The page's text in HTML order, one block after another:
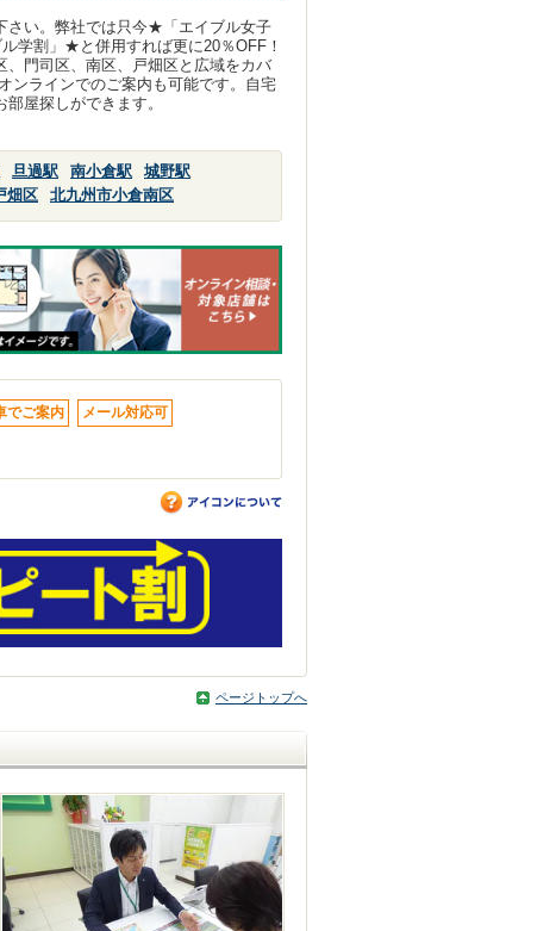
さい。弊社では只今★「エイブル女子
学割」★と併用すれば更に20％OFF！
、門司区、南区、戸畑区と広域をカバ
ンラインでのご案内も可能です。自宅
屋探しができます。
旦過駅 南小倉駅
城野駅
畑区 北九州市小倉南区
でご案内
メール対応可
ページトップへ